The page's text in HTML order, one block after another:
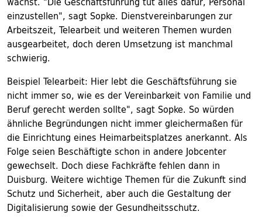
einzustellen", sagt Sopke. Dienstvereinbarungen zur
Arbeitszeit, Telearbeit und weiteren Themen wurden
ausgearbeitet, doch deren Umsetzung ist manchmal
schwierig.
Beispiel Telearbeit: Hier lebt die Geschäftsführung sie
nicht immer so, wie es der Vereinbarkeit von Familie und
Beruf gerecht werden sollte", sagt Sopke. So würden
ähnliche Begründungen nicht immer gleichermaßen für
die Einrichtung eines Heimarbeitsplatzes anerkannt. Als
Folge seien Beschäftigte schon in andere Jobcenter
gewechselt. Doch diese Fachkräfte fehlen dann in
Duisburg. Weitere wichtige Themen für die Zukunft sind
Schutz und Sicherheit, aber auch die Gestaltung der
Digitalisierung sowie der Gesundheitsschutz.